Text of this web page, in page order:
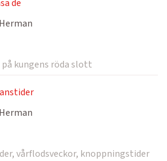
de
på kungens röda slott
vårflodsveckor, knoppningstider